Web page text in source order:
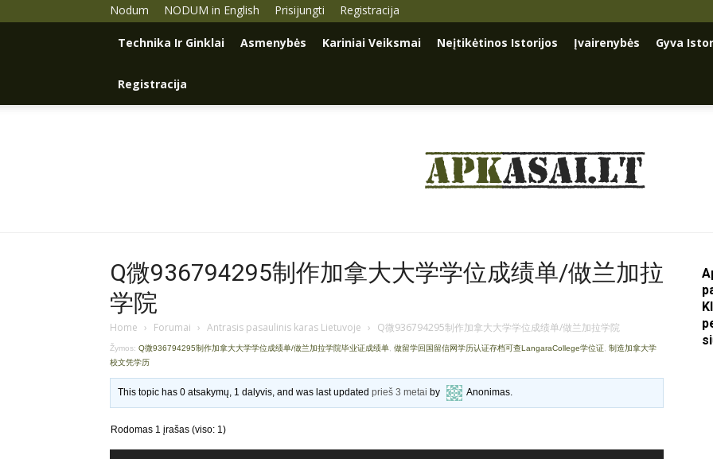
Nodum NODUM in English Prisijungti Registracija
Technika Ir Ginklai Asmenybės Kariniai Veiksmai Neįtikėtinos Istorijos Įvairenybės Gyva
Registracija
Q微936794295制作加拿大大学学位成绩单/做兰加拉
学院
Home › Forumai › Antrasis pasaulinis karas Lietuvoje › Q微936794295制作加拿大大学学位成绩单/做兰加拉学院
Žymos: Q微936794295制作加拿大大学学位成绩单/做兰加拉学院毕业证成绩单 做留学回国留信网学历认证存档可查LangaraCollege学位证 制造加拿大学
校文凭学历
This topic has 0 atsakymų, 1 dalyvis, and was last updatedprieš 3 metai by Anonimas.
Rodomas 1 įrašas (viso: 1)